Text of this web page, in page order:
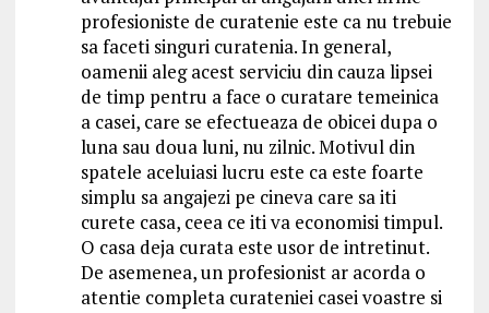
profesioniste de curatenie este ca nu trebuie
sa faceti singuri curatenia. In general,
oamenii aleg acest serviciu din cauza lipsei
de timp pentru a face o curatare temeinica
a casei, care se efectueaza de obicei dupa o
luna sau doua luni, nu zilnic. Motivul din
spatele aceluiasi lucru este ca este foarte
simplu sa angajezi pe cineva care sa iti
curete casa, ceea ce iti va economisi timpul.
O casa deja curata este usor de intretinut.
De asemenea, un profesionist ar acorda o
atentie completa curateniei casei voastre si